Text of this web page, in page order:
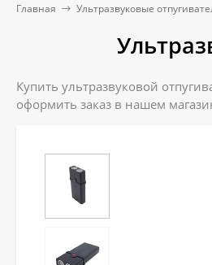
Главная Ультразвуковые
Купить ультразвуковой
оформить заказ в нашем